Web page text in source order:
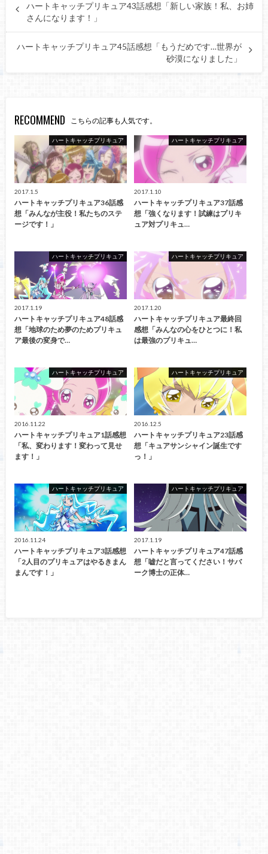
ハートキャッチプリキュア43話感想「新しい家族！私、お姉
さんになります！」
ハートキャッチプリキュア45話感想「もうだめです…世界が
砂漠になりました」
RECOMMEND こちらの記事も人気です。
ハートキャッチプリキュア
2017.1.5
ハートキャッチプリキュア36話感
想「みんなが主役！私たちのステ
ージです！」
ハートキャッチプリキュア
2017.1.10
ハートキャッチプリキュア37話感
想「強くなります！試練はプリキ
ュア対プリキュ…
ハートキャッチプリキュア
2017.1.19
ハートキャッチプリキュア48話感
想「地球のため夢のためプリキュ
ア最後の変身で…
ハートキャッチプリキュア
2017.1.20
ハートキャッチプリキュア最終回
感想「みんなの心をひとつに！私
は最強のプリキュ…
ハートキャッチプリキュア
2016.11.22
ハートキャッチプリキュア1話感想
「私、変わります！変わって見せ
ます！」
ハートキャッチプリキュア
2016.12.5
ハートキャッチプリキュア23話感
想「キュアサンシャイン誕生です
っ！」
ハートキャッチプリキュア
2016.11.24
ハートキャッチプリキュア3話感想
「2人目のプリキュアはやるきまん
まんです！」
ハートキャッチプリキュア
2017.1.19
ハートキャッチプリキュア47話感
想「嘘だと言ってください！サバ
ーク博士の正体…